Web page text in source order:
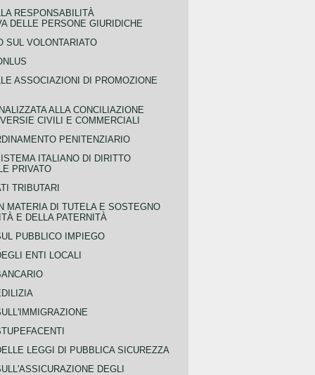
RESPONSABILITÀ
DELLE PERSONE GIURIDICHE
SUL VOLONTARIATO
ASSOCIAZIONI DI PROMOZIONE
ALLA CONCILIAZIONE
CIVILI E COMMERCIALI
PENITENZIARIO
ITALIANO DI DIRITTO
PRIVATO
TRIBUTARI
MATERIA DI TUTELA E SOSTEGNO
E DELLA PATERNITÀ
PUBBLICO IMPIEGO
ENTI LOCALI
LEGGI DI PUBBLICA SICUREZZA
DEGLI